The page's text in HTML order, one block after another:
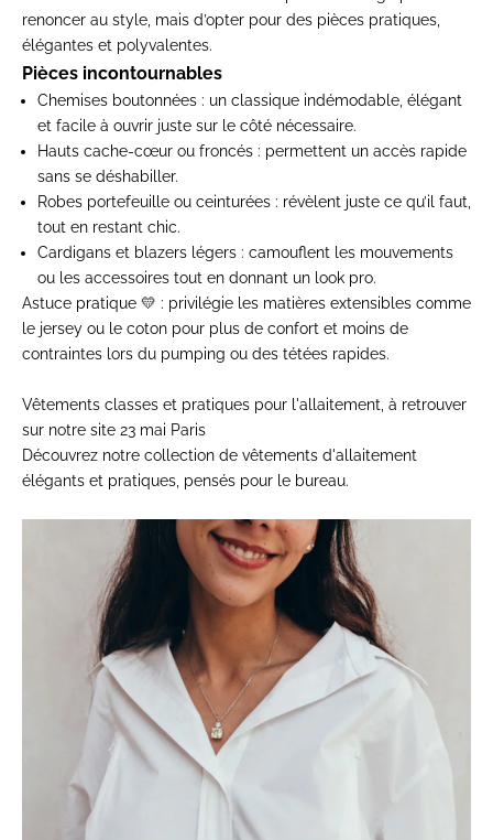
renoncer au style, mais d’opter pour des pièces pratiques,
élégantes et polyvalentes.
Pièces incontournables
Chemises boutonnées : un classique indémodable, élégant
et facile à ouvrir juste sur le côté nécessaire.
Hauts cache-cœur ou froncés : permettent un accès rapide
sans se déshabiller.
Robes portefeuille ou ceinturées : révèlent juste ce qu’il faut,
tout en restant chic.
Cardigans et blazers légers : camouflent les mouvements
ou les accessoires tout en donnant un look pro.
Astuce pratique 💛 : privilégie les matières extensibles comme
le jersey ou le coton pour plus de confort et moins de
contraintes lors du pumping ou des tétées rapides.
Vêtements classes et pratiques pour l'allaitement, à retrouver
sur notre site 23 mai Paris
Découvrez notre collection de vêtements d'allaitement
élégants et pratiques, pensés pour le bureau.